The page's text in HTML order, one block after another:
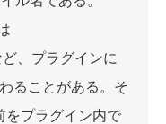
、プラグインに
ることがある。そ
をプラグイン内で